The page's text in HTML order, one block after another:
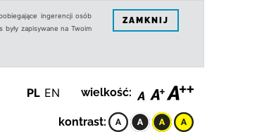
ingerencji osób
zapisywane na Twoim
ZAMKNIJ
PL EN wielkość:
kontrast: